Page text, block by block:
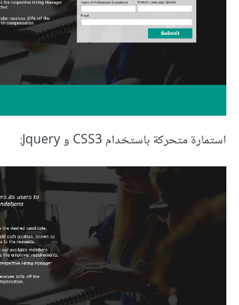
استمارة متحركة باستخدام CSS3 و Jquery: